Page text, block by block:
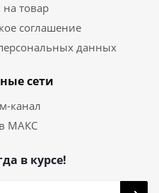
на товар
соглашение
данных
сети
канал
МАКС
в курсе!